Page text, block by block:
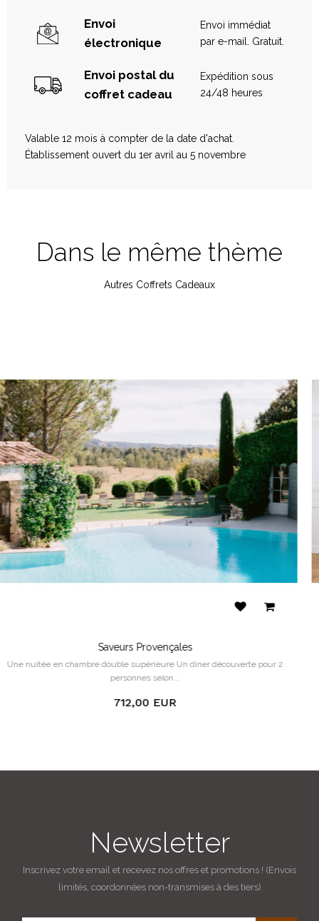
Envoi
électronique
Envoi immédiat
par e-mail. Gratuit.
Envoi postal du
coffret cadeau
Expédition sous
24/48 heures
Valable 12 mois à compter de la date d'achat.
Établissement ouvert du 1er avril au 5 novembre
Dans le même thème
Autres Coffrets Cadeaux
pour 2
Séjour Romantique
Une nuitée en chambre double classique. Un dîner découverte
suggestion du chef...
Newsletter
Inscrivez votre email et recevez nos offres et promotions ! (Envois
limités, coordonnées non-transmises à des tiers)